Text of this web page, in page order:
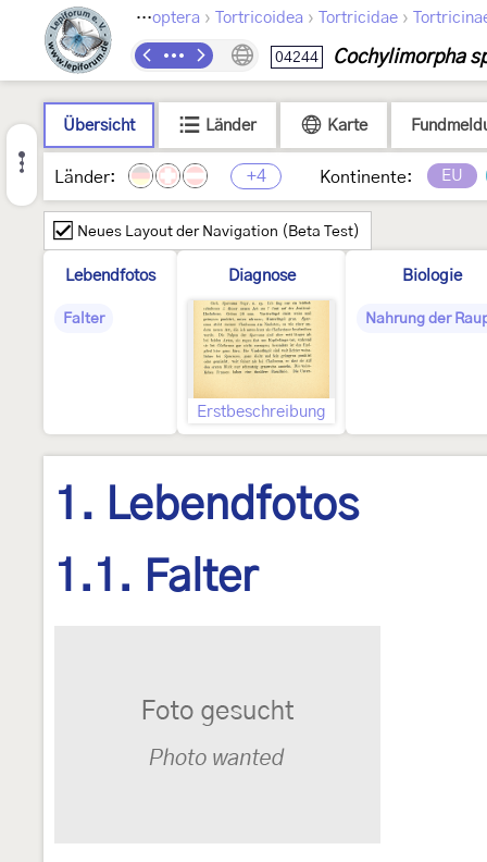
Lepidoptera › Tortricoidea › Tortricidae ›
04244 Cochylimorpha
Übersicht Länder Karte
Länder: +4 Kontinente: EU
Neues Layout der Navigation (Beta Test)
Lebendfotos
Falter
Diagnose
Erstbeschreibung
Biologie
Nahrung der
1. Lebendfotos
1.1. Falter